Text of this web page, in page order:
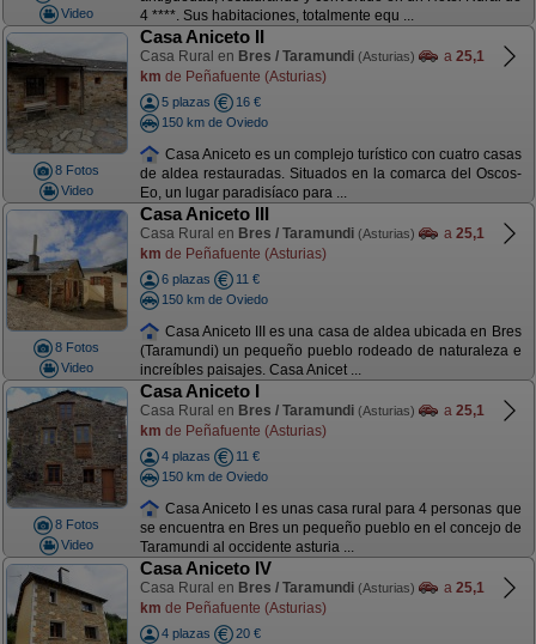
Video
4 ****. Sus habitaciones, totalmente equ ...
8 Fotos
Video
Casa Aniceto II
Casa Rural en Bres / Taramundi (Asturias) a 25,1
km de Peñafuente (Asturias)
5 plazas
16 €
150 km de Oviedo
Casa Aniceto es un complejo turístico con cuatro casas
de aldea restauradas. Situados en la comarca del Oscos-
Eo, un lugar paradisíaco para ...
8 Fotos
Video
Casa Aniceto III
Casa Rural en Bres / Taramundi (Asturias) a 25,1
km de Peñafuente (Asturias)
6 plazas
11 €
150 km de Oviedo
Casa Aniceto III es una casa de aldea ubicada en Bres
(Taramundi) un pequeño pueblo rodeado de naturaleza e
increíbles paisajes. Casa Anicet ...
8 Fotos
Video
Casa Aniceto I
Casa Rural en Bres / Taramundi (Asturias) a 25,1
km de Peñafuente (Asturias)
4 plazas
11 €
150 km de Oviedo
Casa Aniceto I es unas casa rural para 4 personas que
se encuentra en Bres un pequeño pueblo en el concejo de
Taramundi al occidente asturia ...
Casa Aniceto IV
Casa Rural en Bres / Taramundi (Asturias) a 25,1
km de Peñafuente (Asturias)
4 plazas
20 €